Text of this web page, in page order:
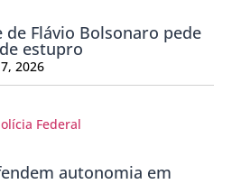
de Flávio Bolsonaro pede
estupro
2026
autonomia em